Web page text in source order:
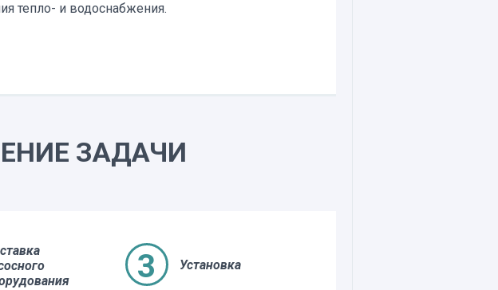
тепло- и водоснабжения.
ЗАДАЧИ
Установка